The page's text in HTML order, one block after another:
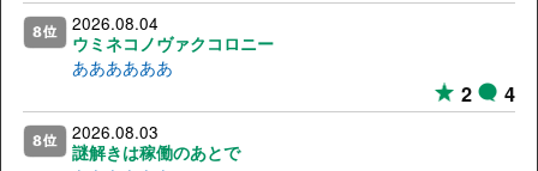
2026.08.04
ウミネコノヴァクコロニー
ああああああ
2 4
2026.08.03
謎解きは稼働のあとで